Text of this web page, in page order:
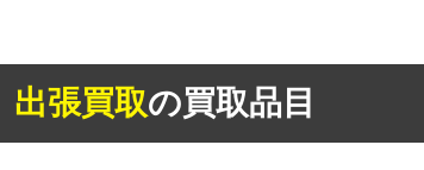
出張買取の買取品目